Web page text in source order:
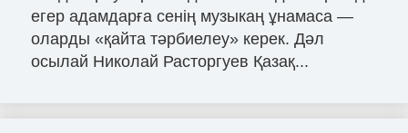
егер адамдарға сенің музыкаң ұнамаса —
оларды «қайта тәрбиелеу» керек. Дәл
осылай Николай Расторгуев Қазақ...